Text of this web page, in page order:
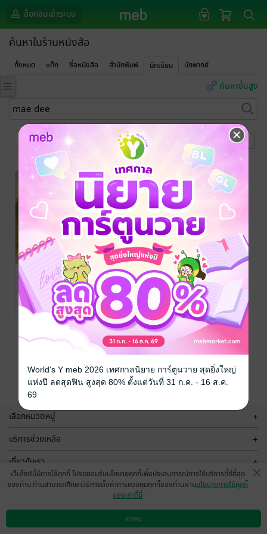
ล็อกอินเข้าระบบ
ค้นหาในร้านหนังสือ
ทั้งหมด แท็ก ชื่อหนังสือ สำนักพิมพ์ นักเขียน นักพากย์
ค้นหาขั้นสูง
หน้าที่ 1
Luna and Iris:
A Bunny Tale
of Adventure
Mae Dee
/ Dee
Tales
หนังสือเด็กปฐมวัย /
นิทานภาพ
No Rating
เลือกหมวดหมู่ +
บริการช่วยเหลือ +
เกี่ยวกับเรา +
กลุ่มธุรกิจในเครือ
ดาวน์โหลดแอป วิธีการใช้งาน ติดต่อเรา
เว็บไซต์นี้มีการใช้คุกกี้ โปรดยอมรับนโยบายคุกกี้เพื่อประสบการณ์การใช้บริการที่ดีที่สุด
ของท่าน ท่านสามารถศึกษาวิธีการตั้งค่าการควบคุมคุกกี้ของท่านผ่านนโยบายการใช้คุกกี้
ของเราที่นี่
ตกลง
World's Y meb 2026 เทศกาลนิยาย การ์ตูนวาย สุดยิ่งใหญ่
แห่งปี ลดสุดฟิน สูงสุด 80% ตั้งแต่วันที่ 31 ก.ค. - 16 ส.ค.
69